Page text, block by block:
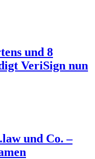
und 8
VeriSign nun
und Co. –